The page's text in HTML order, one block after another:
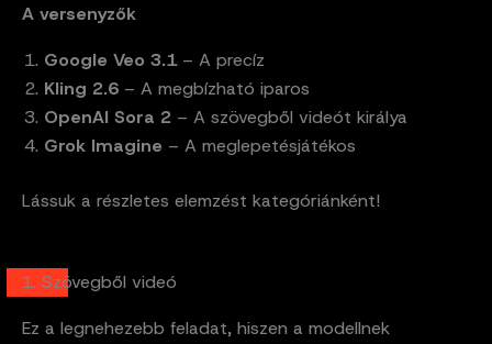
A versenyzők
Google Veo 3.1– A precíz
Kling 2.6 – A megbízható iparos
OpenAI Sora 2 – A szövegből videót királya
Grok Imagine – A meglepetésjátékos
Lássuk a részletes elemzést kategóriánként!
1. Szövegből videó
Ez a legnehezebb feladat, hiszen a modellnek